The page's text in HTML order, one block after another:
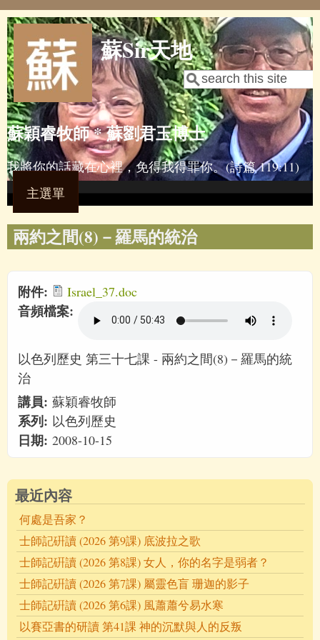
Skip to main content
蘇Sir天地
Search form
Search
蘇穎睿牧師 * 蘇劉君玉博士
我將你的話藏在心裡，免得我得罪你。(詩篇 119:11)
主選單
兩約之間(8)－羅馬的統治
附件: Israel_37.doc
音頻檔案:
以色列歷史 第三十七課 - 兩約之間(8)－羅馬的統
治
講員: 蘇穎睿牧師
系列: 以色列歷史
日期: 2008-10-15
最近內容
何處是吾家？
士師記硏讀 (2026 第9課) 底波拉之歌
士師記硏讀 (2026 第8課) 女人，你的名字是弱者？
士師記硏讀 (2026 第7課) 屬靈色盲 珊迦的影子
士師記硏讀 (2026 第6課) 風蕭蕭兮易水寒
以賽亞書的研讀 第41課 神的沉默與人的反叛